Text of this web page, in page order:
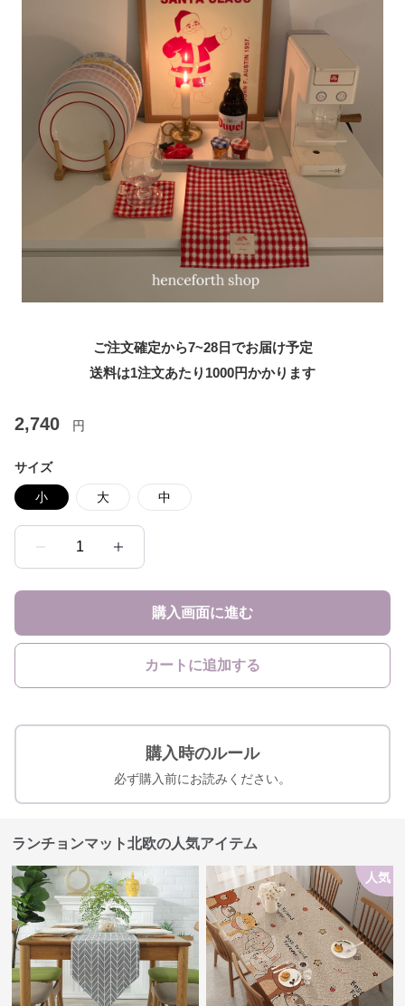
ご注文確定から7~28日でお届け予定
送料は1注文あたり 1000円かかります
2,740 円
サイズ
小 大 中
1
購入画面に進む
カートに追加する
購入時のルール
必ず購入前にお読みください。
ランチョンマット北欧の人気アイテム
人気